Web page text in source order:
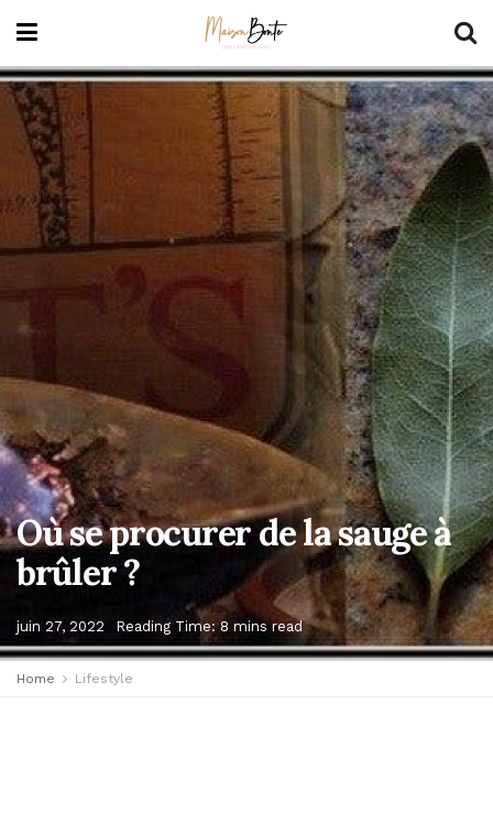
Où se procurer de la sauge à
brûler ?
juin 27, 2022 Reading Time: 8 mins read
Home Lifestyle